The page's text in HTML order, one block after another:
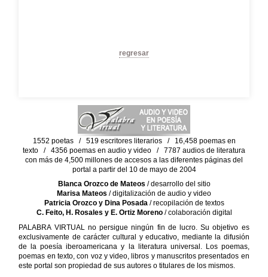
regresar
1552 poetas / 519 escritores literarios / 16,458 poemas en
texto / 4356 poemas en audio y video / 7787 audios de literatura
con más de 4,500 millones de accesos a las diferentes páginas del
portal a partir del 10 de mayo de 2004
Blanca Orozco de Mateos / desarrollo del sitio
Marisa Mateos / digitalización de audio y video
Patricia Orozco y Dina Posada/ recopilación de textos
C. Feito, H. Rosales y E. Ortiz Moreno/ colaboración digital
PALABRA VIRTUAL no persigue ningún fin de lucro. Su objetivo es
exclusivamente de carácter cultural y educativo, mediante la difusión
de la poesía iberoamericana y la literatura universal. Los poemas,
poemas en texto, con voz y video, libros y manuscritos presentados en
este portal son propiedad de sus autores o titulares de los mismos.